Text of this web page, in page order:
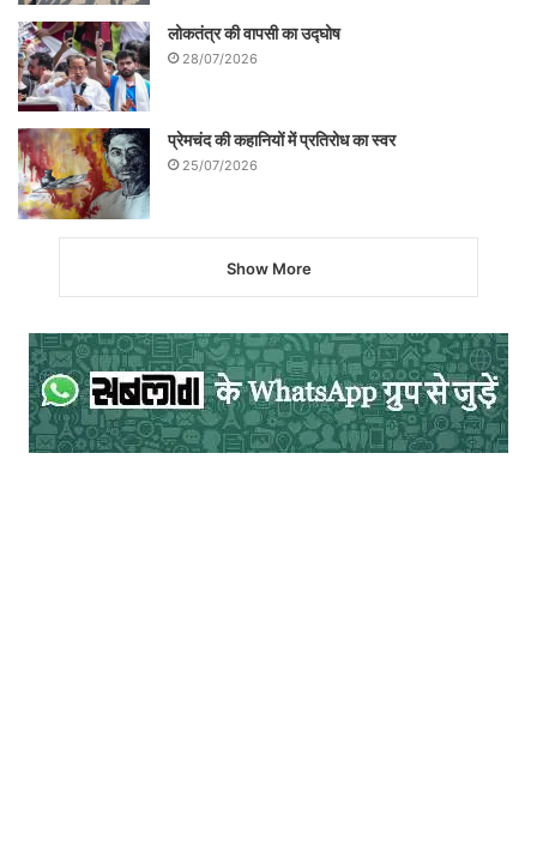
लोकतंत्र की वापसी का उद्घोष
28/07/2026
प्रेमचंद की कहानियों में प्रतिरोध का स्वर
25/07/2026
Show More